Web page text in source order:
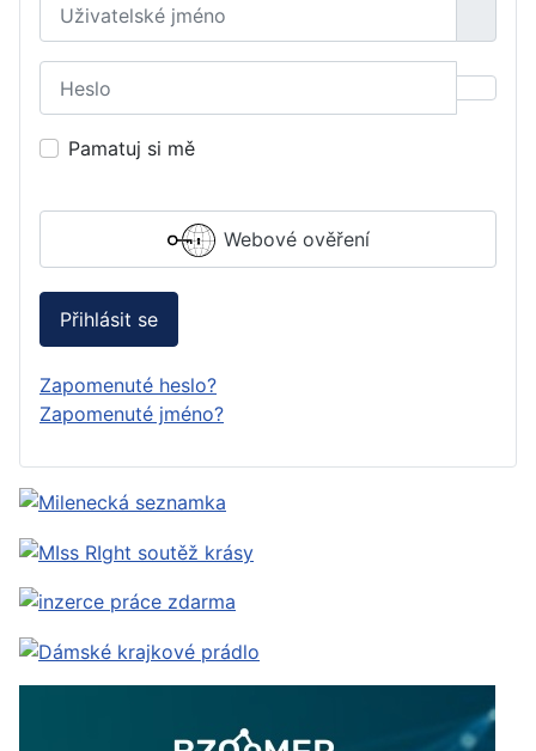
Pamatuj si mě
Webové ověření
Přihlásit se
Zapomenuté heslo?
Zapomenuté jméno?